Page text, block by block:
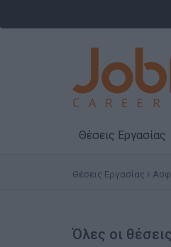
Θέσεις Εργασίας
Θέσεις Εργασίας
Όλες οι